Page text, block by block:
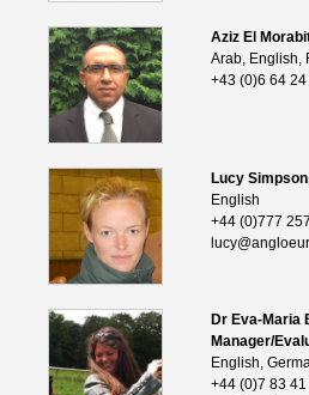
Aziz El
Arab, English,
+43 (0)6 64
Lucy
English
+44 (0)777
Dr Eva-Maria
Manager/
English,
+44 (0)7 83